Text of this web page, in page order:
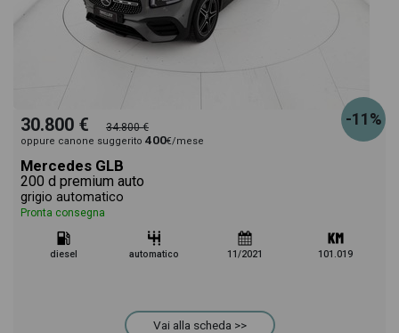
-11%
30.800 € 34.800 €
oppure canone suggerito 400€/mese
Mercedes GLB
200 d premium auto
grigio automatico
Pronta consegna
diesel automatico 11/2021 101.019
Vai alla scheda >>